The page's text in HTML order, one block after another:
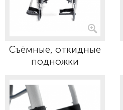
Съёмные, откидные
подножки